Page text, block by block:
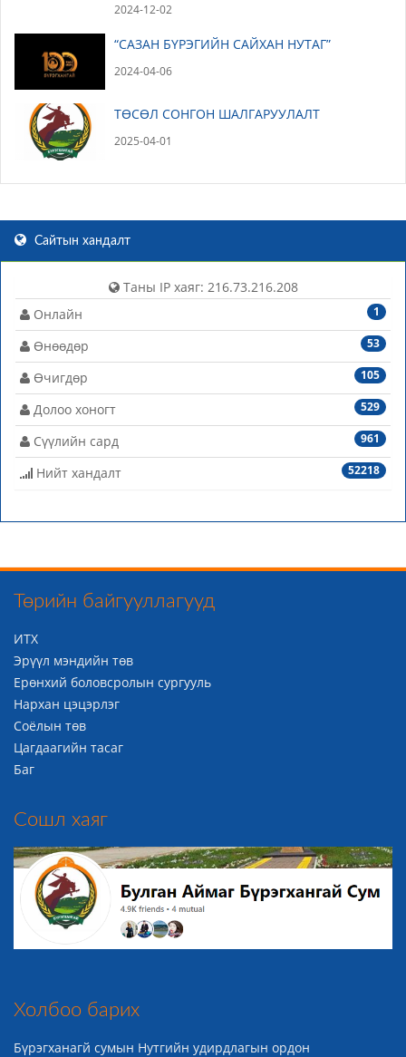
2024-12-02
“САЗАН БҮРЭГИЙН САЙХАН НУТАГ”
2024-04-06
ТӨСӨЛ СОНГОН ШАЛГАРУУЛАЛТ
2025-04-01
Сайтын хандалт
Таны IP хаяг: 216.73.216.208
1
Онлайн
53
Өнөөдөр
105
Өчигдөр
529
Долоо хоногт
961
Сүүлийн сард
52218
Нийт хандалт
Төрийн байгууллагууд
ИТХ
Эрүүл мэндийн төв
Ерөнхий боловсролын сургууль
Нархан цэцэрлэг
Соёлын төв
Цагдаагийн тасаг
Баг
Сошл хаяг
Холбоо барих
Бүрэгханагй сумын Нутгийн удирдлагын ордон